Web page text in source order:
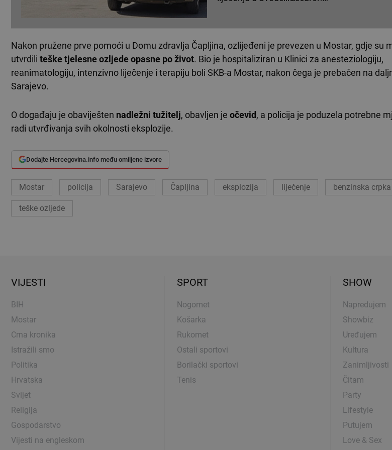
Nakon pružene prve pomoći u Domu zdravlja Čapljina, ozlijeđeni je prevezen u Mostar, gdje su
utvrdili teške tjelesne ozljedeopasne po život. Bio je hospitaliziran u Klinici za anesteziologiju,
reanimatologiju, intenzivno liječenje i terapiju boli SKB-a Mostar, nakon čega je prebačen na
Sarajevo.
O događaju je obaviješten nadležni tužitelj, obavljen je očevid, a policija je poduzela potrebne
radi utvrđivanja svih okolnosti eksplozije.
Dodajte Hercegovina.info među omiljene izvore
Mostar policija Sarajevo Čapljina eksplozija liječenje benzinska crpka
teške ozljede
VIJESTI
BIH
Mostar
Crna kronika
Istražili smo
Politika
Hrvatska
Svijet
Religija
Gospodarstvo
Vijesti na engleskom
SPORT
Nogomet
Košarka
Rukomet
Ostali sportovi
Borilački sportovi
Tenis
SHOW
Napredujem
Showbiz
Uređujem
Kultura
Zanimljivosti
Čitam
Party
Lifestyle
Putujem
Love & Sex